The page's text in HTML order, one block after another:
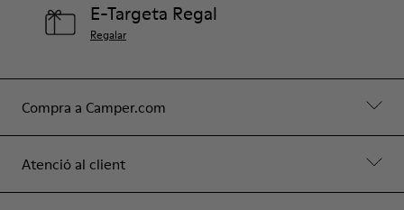
Compra a Camper.com
Atenció al client
E-Targeta Regal
Regalar